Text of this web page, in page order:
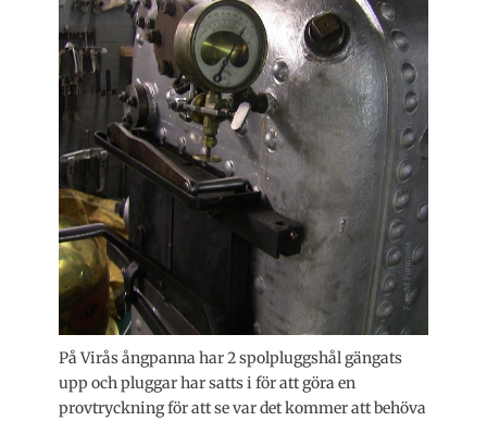
På Virås ångpanna har 2 spolpluggshål gängats
upp och pluggar har satts i för att göra en
provtryckning för att se var det kommer att behöva